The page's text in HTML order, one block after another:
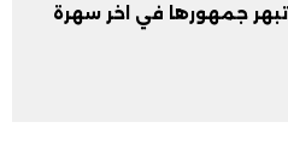
جمهورها في اخر سهرة